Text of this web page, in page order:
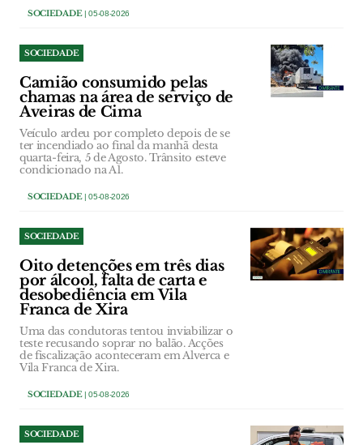
SOCIEDADE| 05-08-2026
SOCIEDADE
Camião consumido pelas
chamas na área de serviço de
Aveiras de Cima
Veículo ardeu por completo depois de se
ter incendiado ao final da manhã desta
quarta-feira, 5 de Agosto. Trânsito esteve
condicionado na A1.
SOCIEDADE| 05-08-2026
SOCIEDADE
Oito detenções em três dias
por álcool, falta de carta e
desobediência em Vila
Franca de Xira
Uma das condutoras tentou inviabilizar o
teste recusando soprar no balão. Acções
de fiscalização aconteceram em Alverca e
Vila Franca de Xira.
SOCIEDADE| 05-08-2026
SOCIEDADE